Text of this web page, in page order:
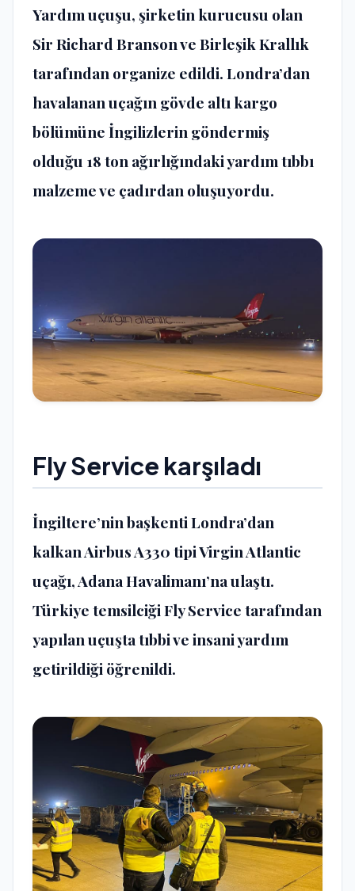
Yardım uçuşu, şirketin kurucusu olan
Sir Richard Branson ve Birleşik Krallık
tarafından organize edildi. Londra’dan
havalanan uçağın gövde altı kargo
bölümüne İngilizlerin göndermiş
olduğu 18 ton ağırlığındaki yardım tıbbı
malzeme ve çadırdan oluşuyordu.
Fly Service karşıladı
İngiltere’nin başkenti Londra’dan
kalkan Airbus A330 tipi Virgin Atlantic
uçağı, Adana Havalimanı’na ulaştı.
Türkiye temsilciği Fly Service tarafından
yapılan uçuşta tıbbi ve insani yardım
getirildiği öğrenildi.